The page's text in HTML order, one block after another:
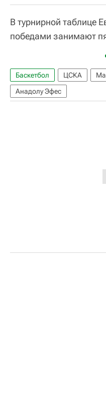
В турнирной таблице
победами занимают
Баскетбол ЦСКА
Анадолу Эфес